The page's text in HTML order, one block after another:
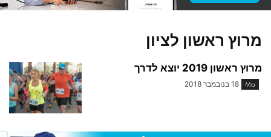
מרוץ ראשון לציון
מרוץ ראשון 2019 יוצא לדרך
כללי 18 בנובמבר 2018